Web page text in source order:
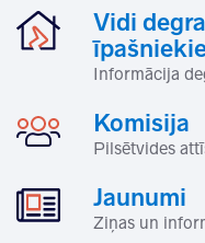
Vidi
Informācija
Komisija
Pilsētvides
Jaunumi
Ziņas un